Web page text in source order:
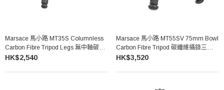
Marsace 馬小路 MT35S Columnless
Carbon Fibre Tripod Legs 無中軸碳纖
維三腳架（不含雲台）
HK$2,540
Marsace 馬小路 MT55SV 75mm Bowl
Carbon Fibre Tripod 碳纖維攝錄三腳架
（不含雲台）
HK$3,520